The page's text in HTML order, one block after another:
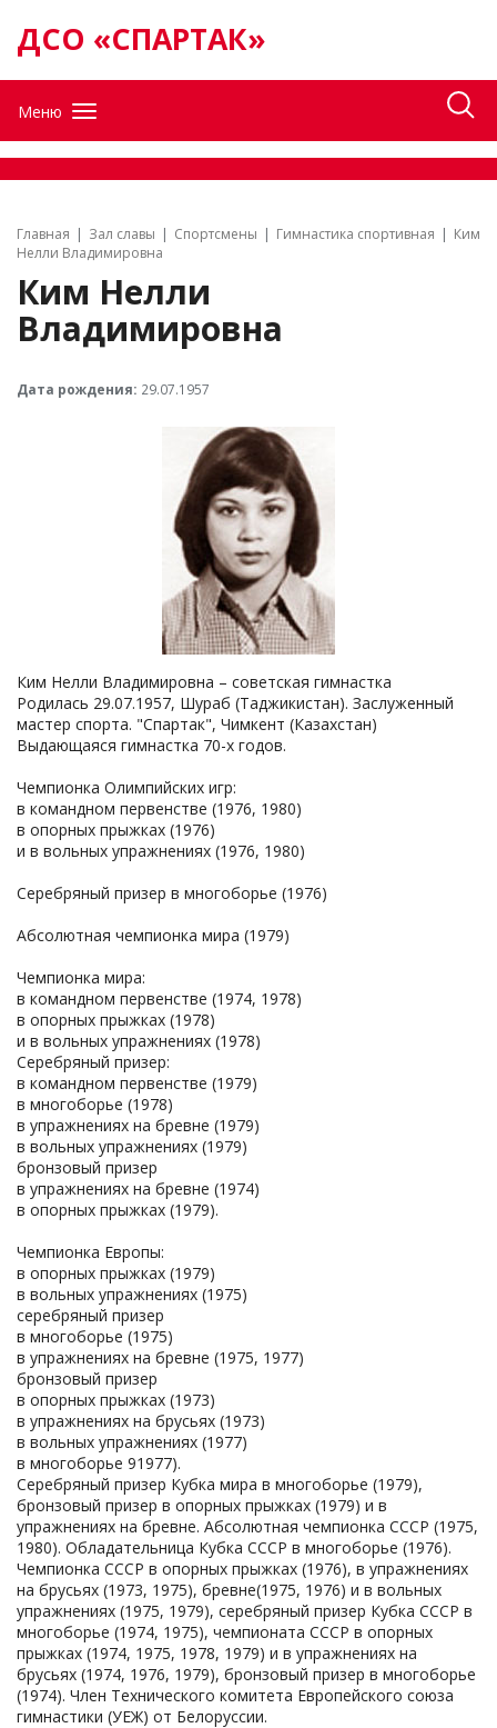
ДСО «СПАРТАК»
Меню
Главная Зал славы Спортсмены Гимнастика спортивная
Ким
Нелли Владимировна
Ким Нелли
Владимировна
Дата рождения: 29.07.1957
Ким Нелли Владимировна – советская гимнастка
Родилась 29.07.1957, Шураб (Таджикистан). Заслуженный
мастер спорта. "Спартак", Чимкент (Казахстан)
Выдающаяся гимнастка 70-х годов.
Чемпионка Олимпийских игр:
в командном первенстве (1976, 1980)
в опорных прыжках (1976)
и в вольных упражнениях (1976, 1980)
Серебряный призер в многоборье (1976)
Абсолютная чемпионка мира (1979)
Чемпионка мира:
в командном первенстве (1974, 1978)
в опорных прыжках (1978)
и в вольных упражнениях (1978)
Серебряный призер:
в командном первенстве (1979)
в многоборье (1978)
в упражнениях на бревне (1979)
в вольных упражнениях (1979)
бронзовый призер
в упражнениях на бревне (1974)
в опорных прыжках (1979).
Чемпионка Европы:
в опорных прыжках (1979)
в вольных упражнениях (1975)
серебряный призер
в многоборье (1975)
в упражнениях на бревне (1975, 1977)
бронзовый призер
в опорных прыжках (1973)
в упражнениях на брусьях (1973)
в вольных упражнениях (1977)
в многоборье 91977).
Серебряный призер Кубка мира в многоборье (1979),
бронзовый призер в опорных прыжках (1979) и в
упражнениях на бревне. Абсолютная чемпионка СССР (1975,
1980). Обладательница Кубка СССР в многоборье (1976).
Чемпионка СССР в опорных прыжках (1976), в упражнениях
на брусьях (1973, 1975), бревне(1975, 1976) и в вольных
упражнениях (1975, 1979), серебряный призер Кубка СССР в
многоборье (1974, 1975), чемпионата СССР в опорных
прыжках (1974, 1975, 1978, 1979) и в упражнениях на
брусьях (1974, 1976, 1979), бронзовый призер в многоборье
(1974). Член Технического комитета Европейского союза
гимнастики (УЕЖ) от Белоруссии.